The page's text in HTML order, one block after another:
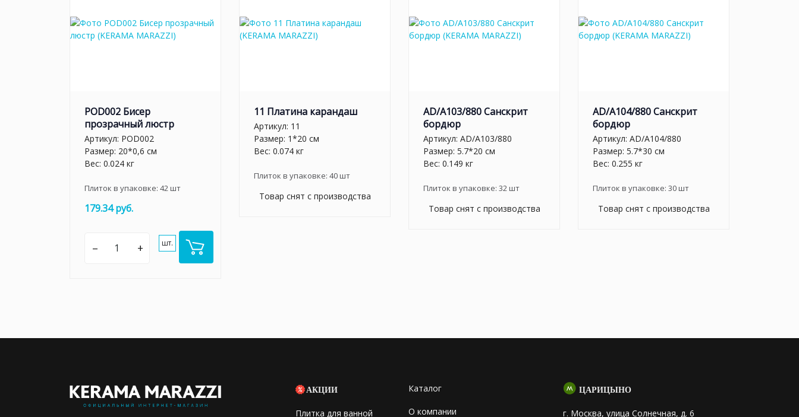
POD002 Бисер
прозрачный люстр
Артикул: POD002
Размер: 20*0,6 см
Вес: 0.024 кг
Плиток в упаковке: 42шт
179.34 руб.
– + шт.
11 Платина карандаш
Артикул: 11
Размер: 1*20 см
Вес: 0.074 кг
Плиток в упаковке: 40шт
Товар снят с производства
AD/A103/880 Санскрит
бордюр
Артикул: AD/A103/880
Размер: 5.7*20 см
Вес: 0.149 кг
Плиток в упаковке: 32шт
Товар снят с производства
AD/A104/880 Санскрит
бордюр
Артикул: AD/A104/880
Размер: 5.7*30 см
Вес: 0.255 кг
Плиток в упаковке: 30шт
Товар снят с производства
АКЦИИ
Плитка для ванной
Каталог
О компании
ЦАРИЦЫНО
г. Москва, улица Солнечная, д. 6